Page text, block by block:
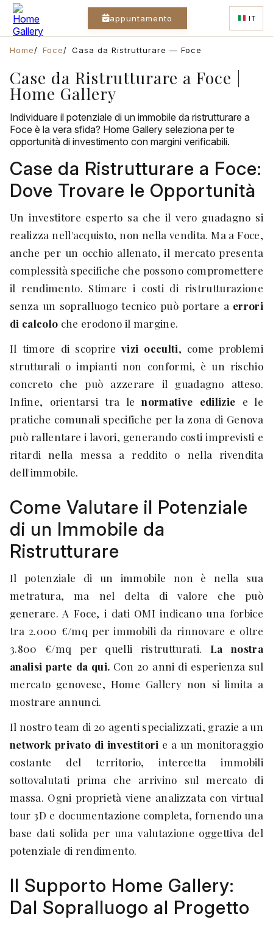
appuntamento IT
Home Foce Casa da Ristrutturare — Foce
Case da Ristrutturare a Foce |
Home Gallery
Individuare il potenziale di un immobile da ristrutturare a
Foce è la vera sfida? Home Gallery seleziona per te
opportunità di investimento con margini verificabili.
Case da Ristrutturare a Foce:
Dove Trovare le Opportunità
Un investitore esperto sa che il vero guadagno si
realizza nell'acquisto, non nella vendita. Ma a Foce,
anche per un occhio allenato, il mercato presenta
complessità specifiche che possono compromettere
il rendimento. Stimare i costi di ristrutturazione
senza un sopralluogo tecnico può portare a errori
di calcolo che erodono il margine.
Il timore di scoprirevizi occulti, come problemi
strutturali o impianti non conformi, è un rischio
concreto che può azzerare il guadagno atteso.
Infine, orientarsi tra lenormative edilizie e le
pratiche comunali specifiche per la zona di Genova
può rallentare i lavori, generando costi imprevisti e
ritardi nella messa a reddito o nella rivendita
dell'immobile.
Come Valutare il Potenziale
di un Immobile da
Ristrutturare
Il potenziale di un immobile non è nella sua
metratura, ma nel delta di valore che può
generare. A Foce, i dati OMI indicano una forbice
tra 2.000 €/mq per immobili da rinnovare e oltre
3.800 €/mq per quelli ristrutturati. La nostra
analisi parte da qui. Con 20 anni di esperienza sul
mercato genovese, Home Gallery non si limita a
mostrare annunci.
Il nostro team di 20 agenti specializzati, grazie a un
network privato di investitori e a un monitoraggio
costante del territorio, intercetta immobili
sottovalutati prima che arrivino sul mercato di
massa. Ogni proprietà viene analizzata con virtual
tour 3D e documentazione completa, fornendo una
base dati solida per una valutazione oggettiva del
potenziale di rendimento.
Il Supporto Home Gallery:
Dal Sopralluogo al Progetto